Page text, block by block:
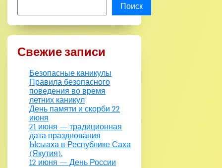
Поиск
Свежие записи
Безопасные каникулы
Правила безопасного
поведения во время
летних каникул
День памяти и скорби 22
июня
21 июня — традиционная
дата празднования
Ысыаха в Республике Саха
(Якутия).
12 июня — День России